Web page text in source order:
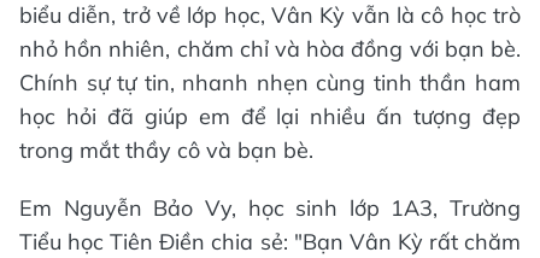
biểu diễn, trở về lớp học, Vân Kỳ vẫn là cô học trò
nhỏ hồn nhiên, chăm chỉ và hòa đồng với bạn bè.
Chính sự tự tin, nhanh nhẹn cùng tinh thần ham
học hỏi đã giúp em để lại nhiều ấn tượng đẹp
trong mắt thầy cô và bạn bè.
Em Nguyễn Bảo Vy, học sinh lớp 1A3, Trường
Tiểu học Tiên Điền chia sẻ: "Bạn Vân Kỳ rất chăm